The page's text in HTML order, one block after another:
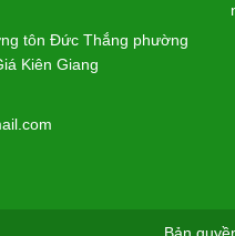
tôn Đức Thắng phường
Kiên Giang